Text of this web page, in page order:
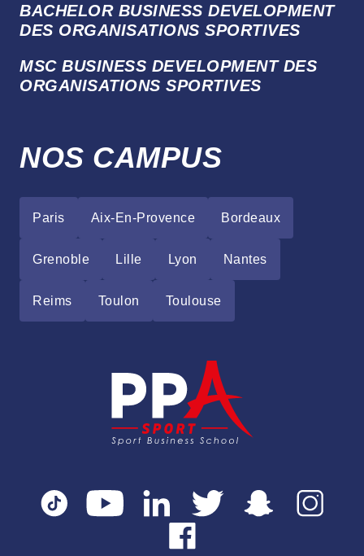
BACHELOR BUSINESS DEVELOPMENT
DES ORGANISATIONS SPORTIVES
MSC BUSINESS DEVELOPMENT DES
ORGANISATIONS SPORTIVES
NOS CAMPUS
Paris Aix-En-Provence Bordeaux
Grenoble Lille Lyon Nantes
Reims Toulon Toulouse